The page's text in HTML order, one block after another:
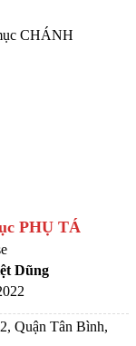
PHỤ TÁ
Dũng
Quận Tân Bình,